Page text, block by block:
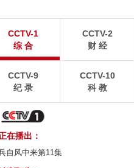
”轮缓缓驶离山东港口青岛港前湾联
CCTV-1
综 合
CCTV-2
财 经
CCTV-9
纪 录
CCTV-10
科 教
在播出：
自风中来第11集